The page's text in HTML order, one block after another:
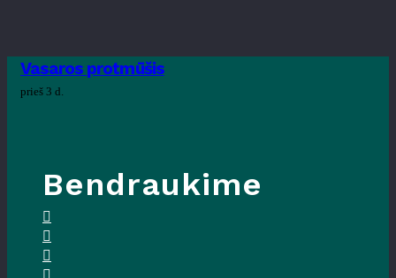
Vasaros protmūšis
prieš 3 d.
Bendraukime